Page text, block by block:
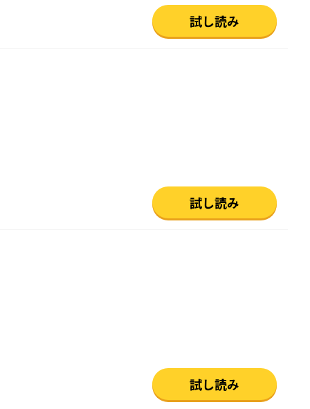
試し読み
試し読み
試し読み